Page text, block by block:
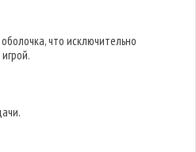
что исключительно